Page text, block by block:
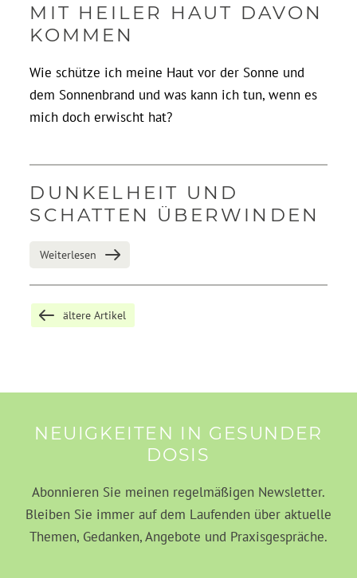
MIT HEILER HAUT DAVON
KOMMEN
Wie schütze ich meine Haut vor der Sonne und
dem Sonnenbrand und was kann ich tun, wenn es
mich doch erwischt hat?
DUNKELHEIT UND
SCHATTEN ÜBERWINDEN
Weiterlesen
ältere Artikel
NEUIGKEITEN IN GESUNDER
DOSIS
Abonnieren Sie meinen regelmäßigen Newsletter.
Bleiben Sie immer auf dem Laufenden über aktuelle
Themen, Gedanken, Angebote und Praxisgespräche.